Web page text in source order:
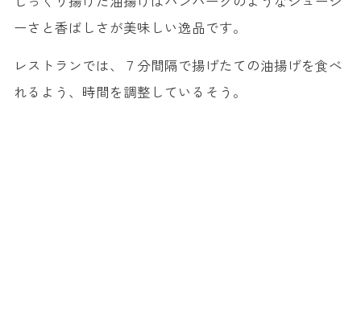
ーさと香ばしさが美味しい逸品です。
レストランでは、７分間隔で揚げたての油揚げを食べ
れるよう、時間を調整しているそう。